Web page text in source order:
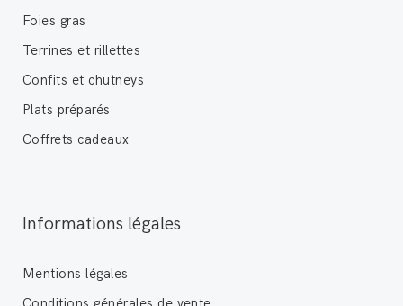
Foies gras
Terrines et rillettes
Confits et chutneys
Plats préparés
Coffrets cadeaux
Informations légales
Mentions légales